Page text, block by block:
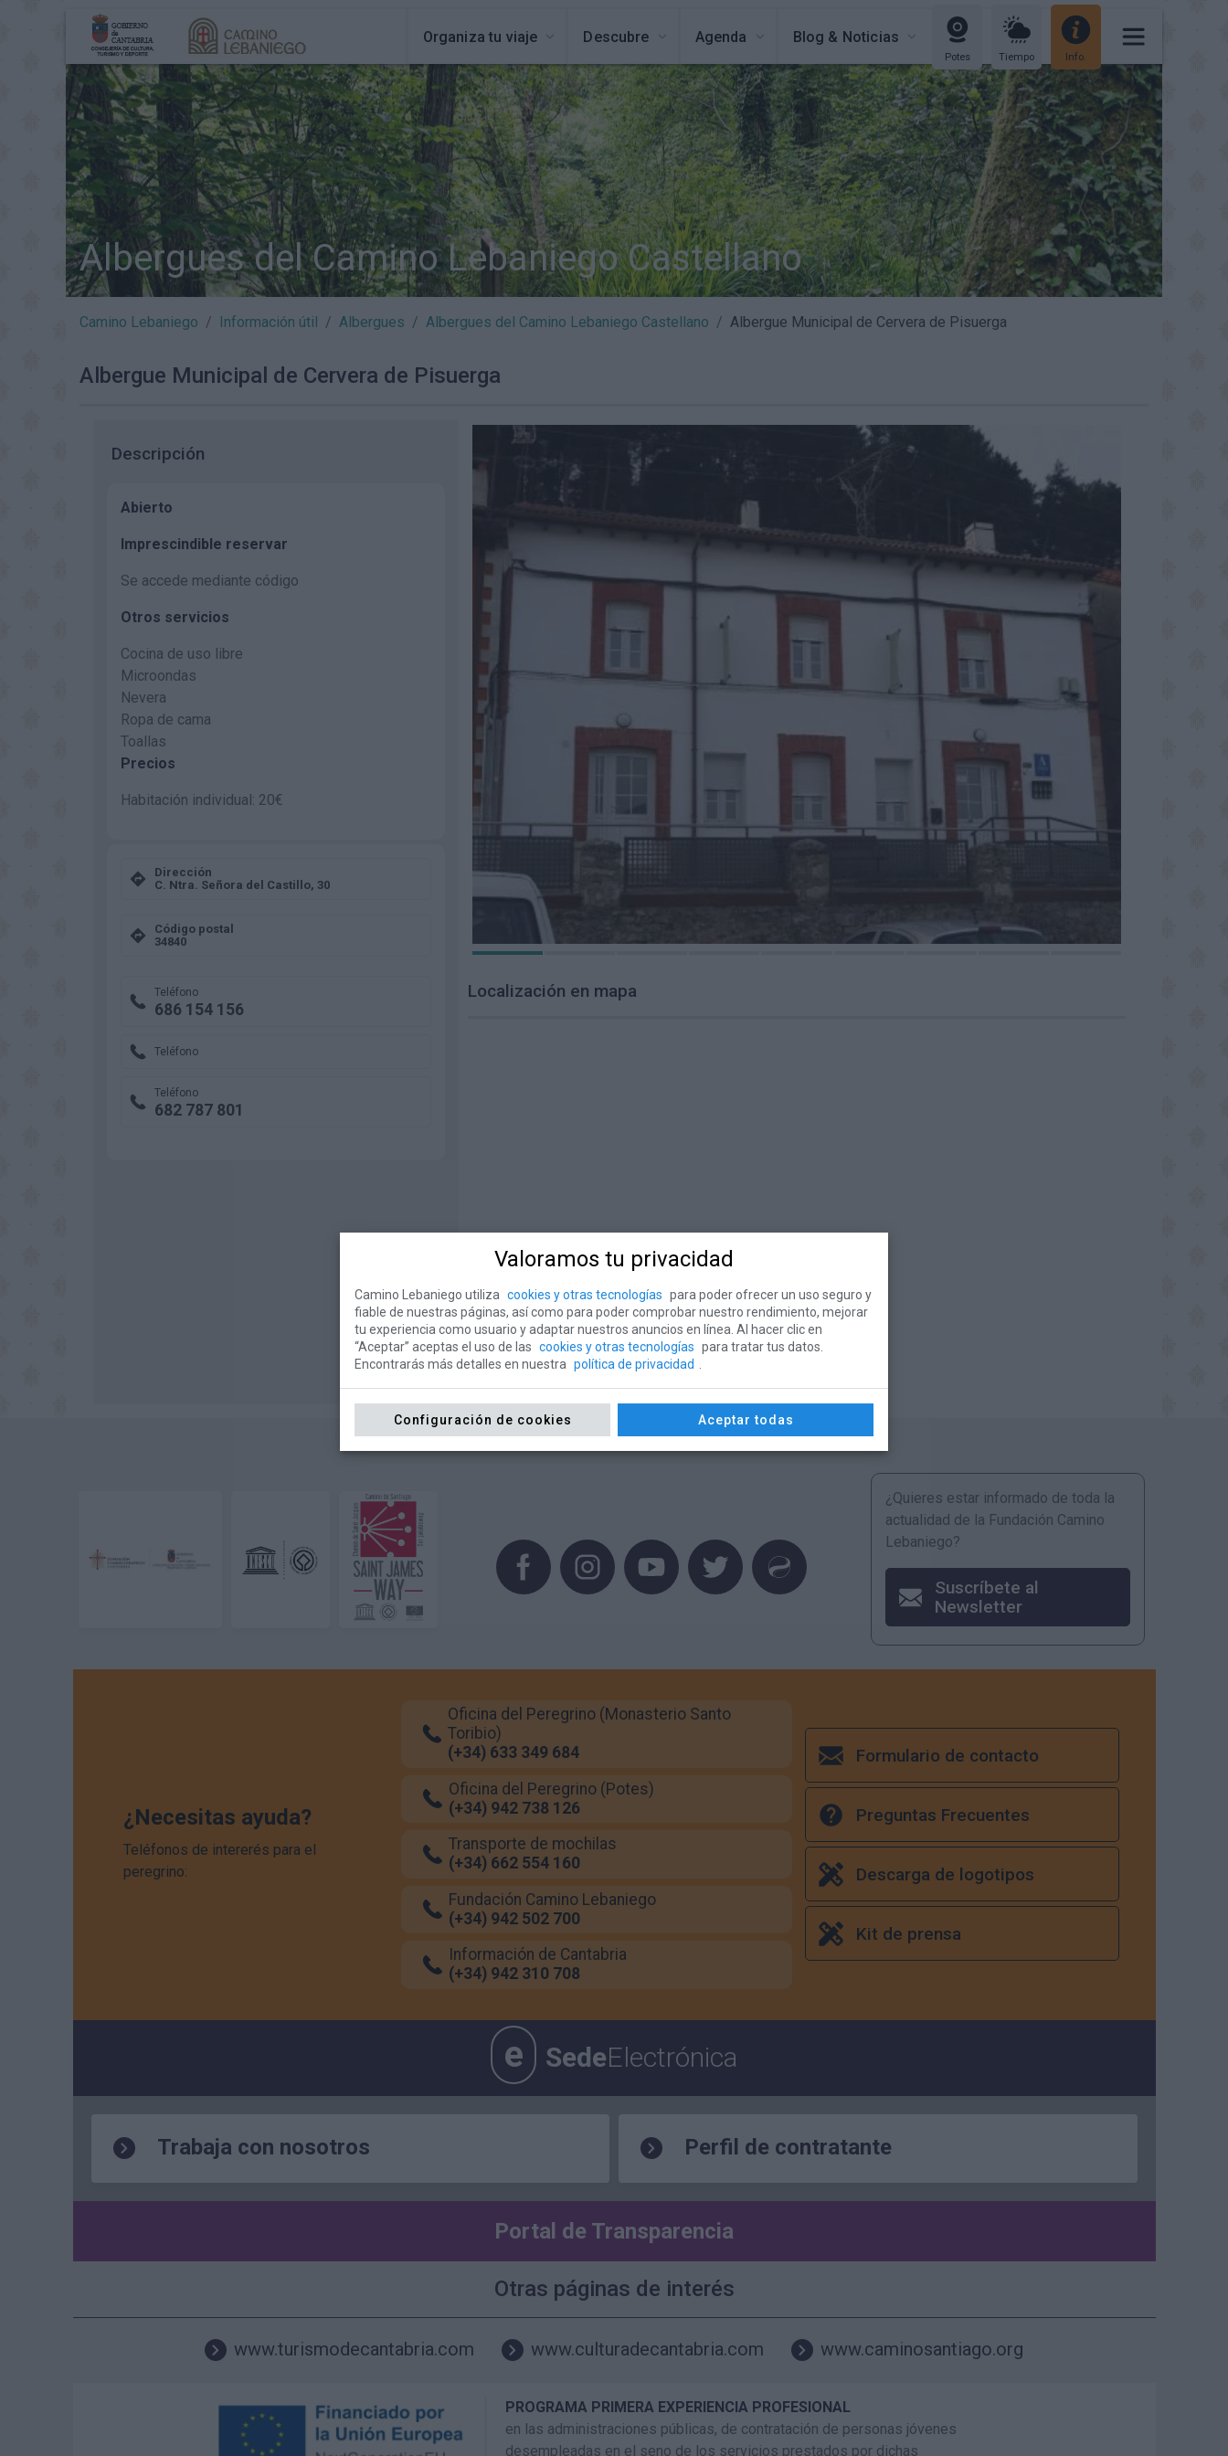
Organiza tu viaje Descubre Agenda Blog & Noticias
Potes Tiempo Info.
Albergues del Camino Lebaniego Castellano
Camino Lebaniego Información útil Albergues Albergues del Camino Lebaniego Castellano Albergue Municipal de Cervera de Pisuerga
Albergue Municipal de Cervera de Pisuerga
Descripción
Abierto
Imprescindible reservar
Se accede mediante código
Otros servicios
Cocina de uso libre
Microondas
Nevera
Ropa de cama
Toallas
Precios
Habitación individual: 20€
Dirección
C. Ntra. Señora del Castillo, 30
Código postal
34840
Teléfono
686 154 156
Teléfono
Teléfono
682 787 801
Localización en mapa
¿Quieres estar informado de toda la
actualidad de la Fundación Camino
Lebaniego?
Suscríbete al
Newsletter
¿Necesitas ayuda?
Teléfonos de intererés para el
peregrino:
Oficina del Peregrino (Monasterio Santo
Toribio)
(+34) 633 349 684
Oficina del Peregrino (Potes)
(+34) 942 738 126
Transporte de mochilas
(+34) 662 554 160
Fundación Camino Lebaniego
(+34) 942 502 700
Información de Cantabria
(+34) 942 310 708
Formulario de contacto
Preguntas Frecuentes
Descarga de logotipos
Kit de prensa
e SedeElectrónica
Trabaja con nosotros Perfil de contratante
Portal de Transparencia
Otras páginas de interés
www.turismodecantabria.com www.culturadecantabria.com www.caminosantiago.org
PROGRAMA PRIMERA EXPERIENCIA PROFESIONAL
en las administraciones públicas, de contratación de personas jóvenes
desempleadas en el seno de los servicios prestados por dichas
Valoramos tu privacidad
Camino Lebaniego utiliza cookies y otras tecnologías para poder ofrecer un uso seguro y
fiable de nuestras páginas, así como para poder comprobar nuestro rendimiento, mejorar
tu experiencia como usuario y adaptar nuestros anuncios en línea. Al hacer clic en
“Aceptar” aceptas el uso de las cookies y otras tecnologías para tratar tus datos.
Encontrarás más detalles en nuestra política de privacidad
Aceptar todas
Configuración de cookies